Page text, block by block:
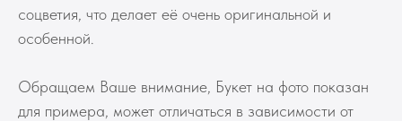
соцветия, что делает её очень оригинальной и
особенной.
Обращаем Ваше внимание, Букет на фото показан
для примера, может отличаться в зависимости от